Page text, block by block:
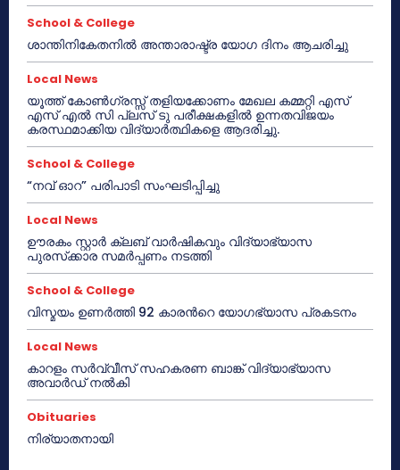
School & College
ശാന്തിനികേതനിൽ അന്താരാഷ്ട്ര യോഗ ദിനം ആചരിച്ചു
Local News
യൂത്ത് കോൺഗ്രസ്സ് തളിയക്കോണം മേഖല കമ്മറ്റി എസ്
എസ് എൽ സി പ്ലസ് ടു പരീക്ഷകളിൽ ഉന്നതവിജയം
കരസ്ഥമാക്കിയ വിദ്യാർത്ഥികളെ ആദരിച്ചു.
School & College
“നവ് ഓറ” പരിപാടി സംഘടിപ്പിച്ചു
Local News
ഊരകം സ്റ്റാർ ക്ലബ് വാർഷികവും വിദ്യാഭ്യാസ
പുരസ്‌ക്കാര സമർപ്പണം നടത്തി
School & College
വിസ്മയം ഉണർത്തി 92 കാരൻറെ യോഗഭ്യാസ പ്രകടനം
Local News
കാറളം സർവ്വീസ് സഹകരണ ബാങ്ക് വിദ്യാഭ്യാസ
അവാർഡ് നൽകി
Obituaries
നിര്യാതനായി